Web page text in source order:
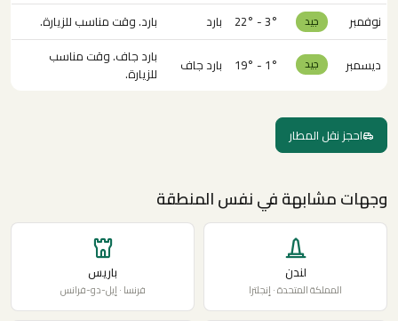
نوفمبر
جيد 3° - 22° بارد بارد. وقت مناسب للزيارة.
ديسمبر جيد 1° - 19° بارد جاف
بارد جاف. وقت مناسب
للزيارة.
احجز نقل المطار
وجهات مشابهة في نفس المنطقة
لندن
المملكة المتحدة · إنجلترا
باريس
فرنسا · إيل-دو-فرانس